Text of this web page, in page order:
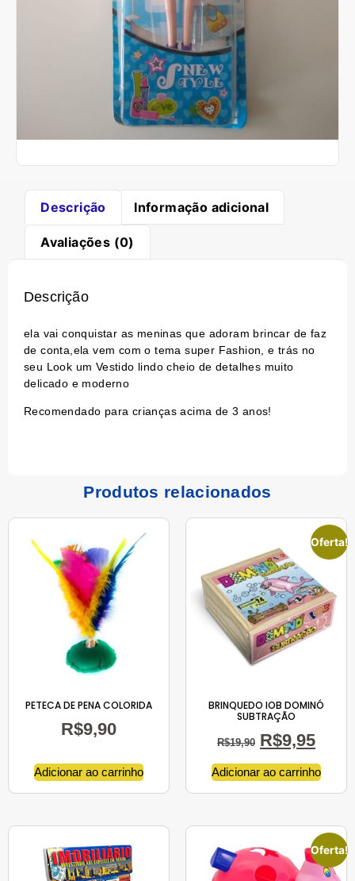
Descrição Informação adicional
Avaliações (0)
Descrição
ela vai conquistar as meninas que adoram brincar de faz
de conta,ela vem com o tema super Fashion, e trás no
seu Look um Vestido lindo cheio de detalhes muito
delicado e moderno
Recomendado para crianças acima de 3 anos!
Produtos relacionados
PETECA DE PENA COLORIDA
R$9,90
Adicionar ao carrinho
Oferta!
BRINQUEDO IOB DOMINÓ
SUBTRAÇÃO
R$19,90 R$9,95
Adicionar ao carrinho
Oferta!